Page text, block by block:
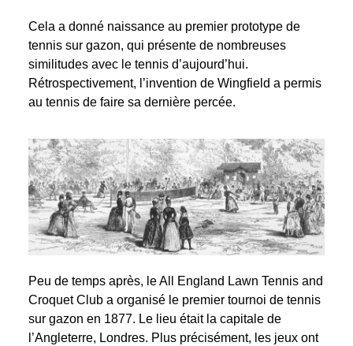
Cela a donné naissance au premier prototype de
tennis sur gazon, qui présente de nombreuses
similitudes avec le tennis d’aujourd’hui.
Rétrospectivement, l’invention de Wingfield a permis
au tennis de faire sa dernière percée.
Peu de temps après, le All England Lawn Tennis and
Croquet Club a organisé le premier tournoi de tennis
sur gazon en 1877. Le lieu était la capitale de
l’Angleterre, Londres. Plus précisément, les jeux ont